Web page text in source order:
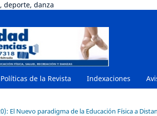
deporte, danza
Políticas de la Revista Indexaciones
El Nuevo paradigma de la Educación Física a